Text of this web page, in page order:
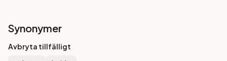
Synonymer
Avbryta tillfälligt